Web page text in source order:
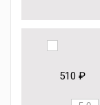
510 ₽